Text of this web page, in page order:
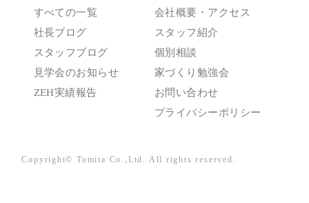
すべての一覧
社長ブログ
スタッフブログ
見学会のお知らせ
ZEH実績報告
会社概要・アクセス
スタッフ紹介
個別相談
家づくり勉強会
お問い合わせ
プライバシーポリシー
Copyright© Tomita Co.,Ltd. All rights reserved.